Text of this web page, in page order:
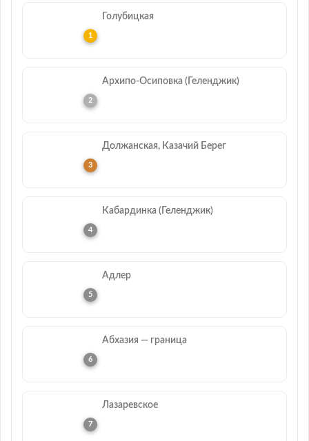
Голубицкая
Архипо-Осиповка (Геленджик)
Должанская, Казачий Берег
Кабардинка (Геленджик)
Адлер
Абхазия — граница
Лазаревское